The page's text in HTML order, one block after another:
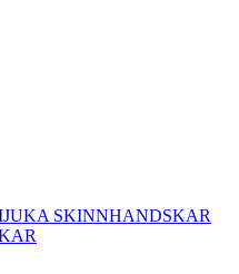
SKINNHANDSKAR